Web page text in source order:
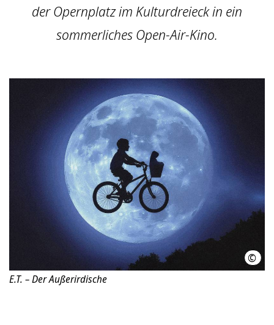
der Opernplatz im Kulturdreieck in ein
sommerliches Open-Air-Kino.
©
E.T. – Der Außerirdische